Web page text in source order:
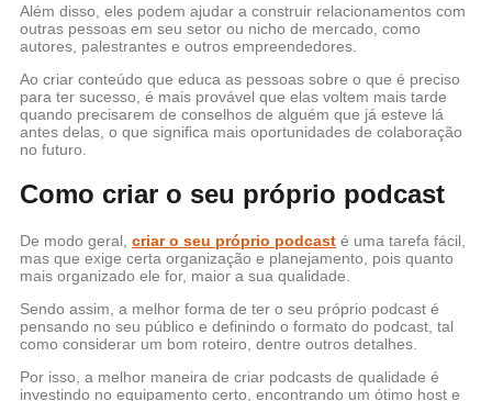
Além disso, eles podem ajudar a construir relacionamentos com
outras pessoas em seu setor ou nicho de mercado, como
autores, palestrantes e outros empreendedores.
Ao criar conteúdo que educa as pessoas sobre o que é preciso
para ter sucesso, é mais provável que elas voltem mais tarde
quando precisarem de conselhos de alguém que já esteve lá
antes delas, o que significa mais oportunidades de colaboração
no futuro.
Como criar o seu próprio podcast
De modo geral, criar o seu próprio podcast é uma tarefa fácil,
mas que exige certa organização e planejamento, pois quanto
mais organizado ele for, maior a sua qualidade.
Sendo assim, a melhor forma de ter o seu próprio podcast é
pensando no seu público e definindo o formato do podcast, tal
como considerar um bom roteiro, dentre outros detalhes.
Por isso, a melhor maneira de criar podcasts de qualidade é
investindo no equipamento certo, encontrando um ótimo host e